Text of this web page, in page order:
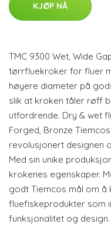
KJØP NÅ
TMC 9300 Wet, Wide
tørrfluekroker for fluer
høyere diameter på
slik at kroken tåler røff
utfordrende. Dry & wet
Forged, Bronze
revolusjonert designen
Med sin unike
krokenes egenskaper.
godt Tiemcos mål om å
fluefiskeprodukter som
funksjonalitet og